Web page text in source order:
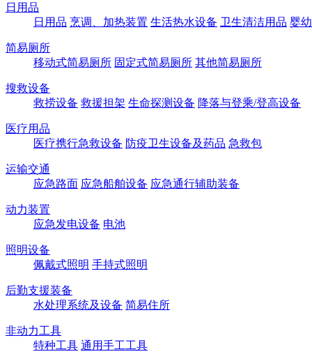
日用品
日用品 烹调、加热装置 生活热水设备 卫生清洁用品 婴
简易厕所
移动式简易厕所 固定式简易厕所 其他简易厕所
搜救设备
救捞设备 救援担架 生命探测设备 降落与登乘/登高设备
医疗用品
医疗携行急救设备 防疫卫生设备及药品 急救包
运输交通
应急路面 应急船舶设备 应急通行辅助装备
动力装置
应急发电设备 电池
照明设备
佩戴式照明 手持式照明
后勤支援装备
水处理系统及设备 简易住所
非动力工具
特种工具 通用手工工具